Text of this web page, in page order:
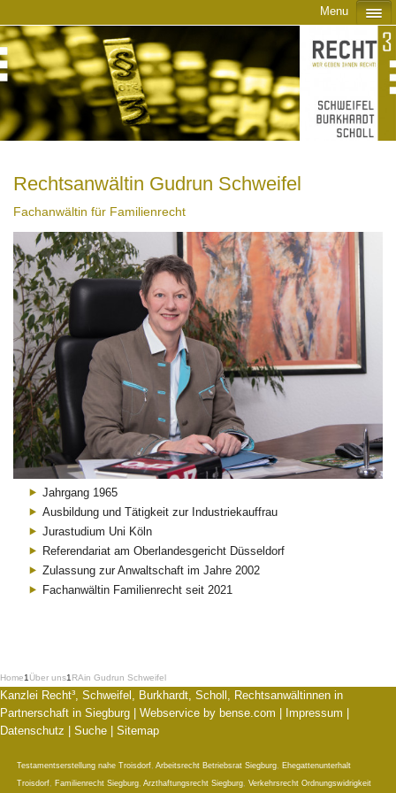
Menu
Rechtsanwältin Gudrun Schweifel
Fachanwältin für Familienrecht
Jahrgang 1965
Ausbildung und Tätigkeit zur Industriekauffrau
Jurastudium Uni Köln
Referendariat am Oberlandesgericht Düsseldorf
Zulassung zur Anwaltschaft im Jahre 2002
Fachanwältin Familienrecht seit 2021
Home1Über uns1RAin Gudrun Schweifel
Kanzlei Recht³, Schweifel, Burkhardt, Scholl, Rechtsanwältinnen in
Partnerschaft in Siegburg | Webservice by bense.com Impressum
Datenschutz
Suche Sitemap
Testamentserstellung nahe Troisdorf, Arbeitsrecht Betriebsrat Siegburg,
Ehegattenunterhalt
Troisdorf, Familienrecht Siegburg, Arzthaftungsrecht Siegburg, Verkehrsrecht Ordnungswidrigkeit